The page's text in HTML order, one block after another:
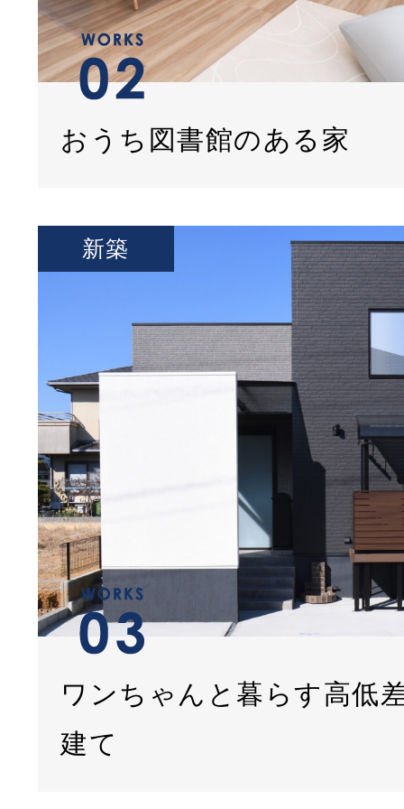
おうち図書館のある家
ワンちゃんと暮らす高低
建て
新築